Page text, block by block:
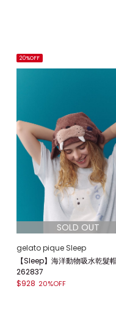
20%OFF
gelato pique Sleep
【Sleep】海洋動物吸水乾髮
262837
$928 20%OFF